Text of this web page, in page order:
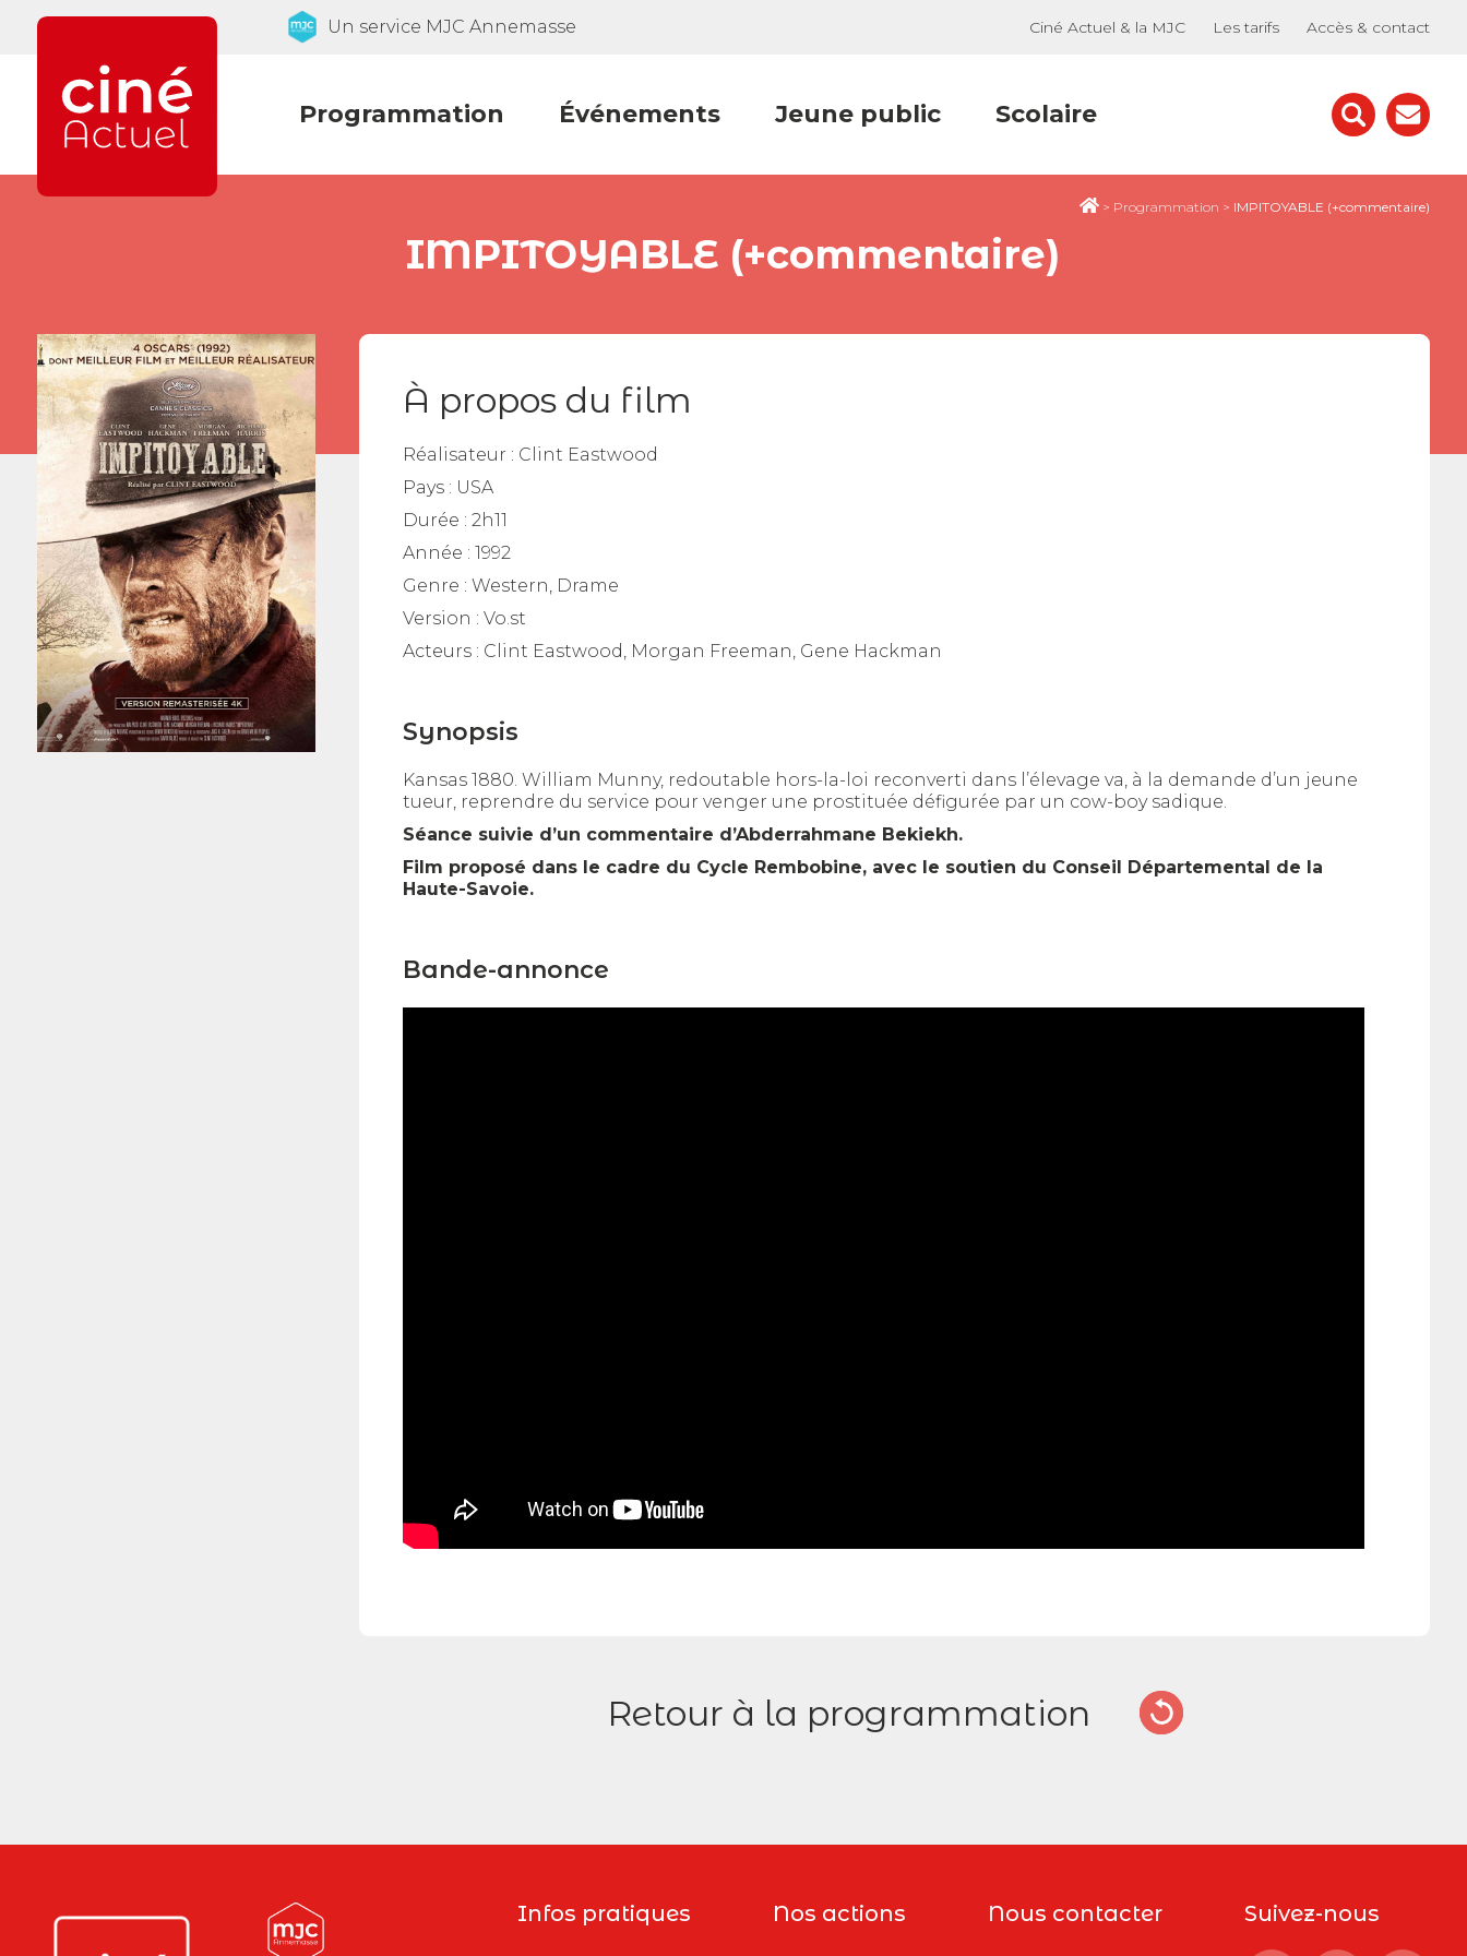
Un service MJC Annemasse Ciné Actuel & la MJC Les tarifs Accès & contact
Programmation Événements Jeune public Scolaire
> Programmation > IMPITOYABLE (+commentaire)
IMPITOYABLE (+commentaire)
À propos du film
Réalisateur : Clint Eastwood
Pays : USA
Durée : 2h11
Année : 1992
Genre : Western, Drame
Version : Vo.st
Acteurs : Clint Eastwood, Morgan Freeman, Gene Hackman
Synopsis
Kansas 1880. William Munny, redoutable hors-la-loi reconverti dans l’élevage va, à la demande d’un jeune
tueur, reprendre du service pour venger une prostituée défigurée par un cow-boy sadique.
Séance suivie d’un commentaire d’Abderrahmane Bekiekh.
Film proposé dans le cadre du Cycle Rembobine, avec le soutien du Conseil Départemental de la
Haute-Savoie.
Bande-annonce
Retour à la programmation
Infos pratiques Nos actions Nous contacter Suivez-nous